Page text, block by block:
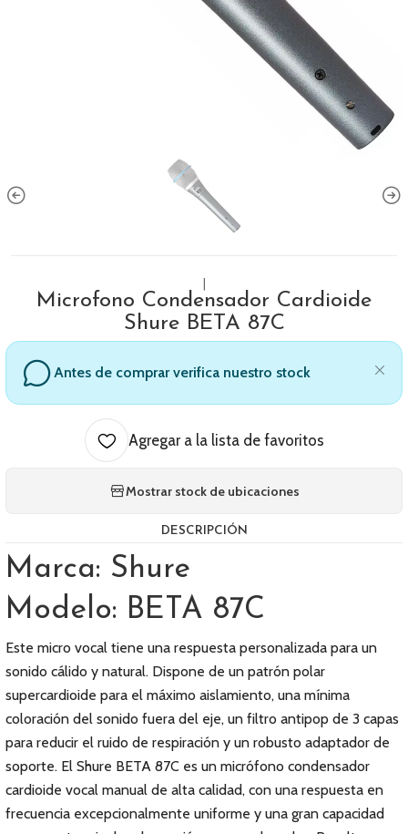
Microfono Condensador Cardioide
Shure BETA 87C
Antes de comprar verifica nuestro stock
Agregar a la lista de favoritos
Mostrar stock de ubicaciones
DESCRIPCIÓN
Marca: Shure
Modelo: BETA 87C
Este micro vocal tiene una respuesta personalizada para un
sonido cálido y natural. Dispone de un patrón polar
supercardioide para el máximo aislamiento, una mínima
coloración del sonido fuera del eje, un filtro antipop de 3 capas
para reducir el ruido de respiración y un robusto adaptador de
soporte. El Shure BETA 87C es un micrófono condensador
cardioide vocal manual de alta calidad, con una respuesta en
frecuencia excepcionalmente uniforme y una gran capacidad